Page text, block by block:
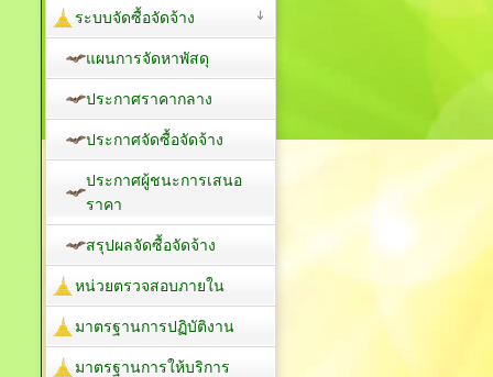
ระบบจัดซื้อจัดจ้าง
แผนการจัดหาพัสดุ
ประกาศราคากลาง
ประกาศจัดซื้อจัดจ้าง
ประกาศผู้ชนะการเสนอ
ราคา
สรุปผลจัดซื้อจัดจ้าง
หน่วยตรวจสอบภายใน
มาตรฐานการปฏิบัติงาน
มาตรฐานการให้บริการ